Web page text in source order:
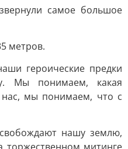
самое большое
метров.
героические предки
Мы понимаем, какая
нас, мы понимаем, что с
нашу землю,